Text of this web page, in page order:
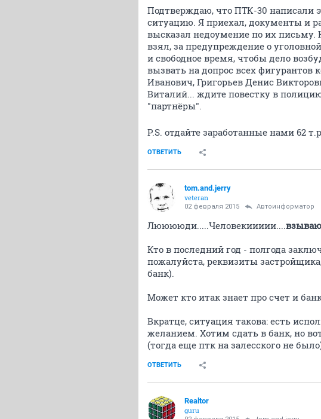
Подтверждаю, что ПТК-30 написали
ситуацию. Я приехал, документы и
высказал недоумение по их письму.
взял, за предупреждение о
и свободное время, чтобы дело
вызвать на допрос всех
Иванович, Григорьев Денис
Виталий... ждите повестку в
"партнёры".
P.S. отдайте заработанные нами 62
ОТВЕТИТЬ
tom.and.jerry
veteran
02 февраля 2015 Автоинформатор
Лююююди.....Человекиииии....
Кто в последний год - полгода
пожалуйста, реквизиты
банк).
Может кто итак знает про счет и
Вкратце, ситуация такова: есть
желанием. Хотим сдать в банк, но
(тогда еще птк на залесского не
ОТВЕТИТЬ
Realtor
guru